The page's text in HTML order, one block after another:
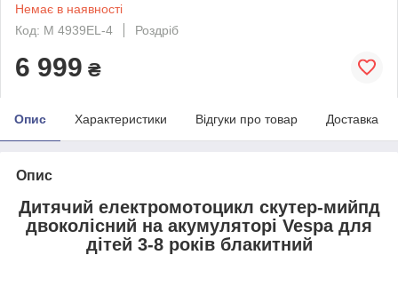
Немає в наявності
Код: M 4939EL-4
Роздріб
6 999 ₴
Опис Характеристики Відгуки про товар Доставка
Опис
Дитячий електромотоцикл скутер-мийпд
двоколісний на акумуляторі Vespa для
дітей 3-8 років блакитний